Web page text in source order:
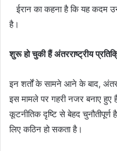
ईरान का कहना है कि यह कदम
है।
शुरू हो चुकी हैं अंतरराष्ट्रीय
इन शर्तों के सामने आने के बाद,
इस मामले पर गहरी नजर बनाए
कूटनीतिक दृष्टि से बेहद
लिए कठिन हो सकता है।